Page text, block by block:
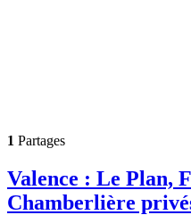
1 Partages
Valence : Le Plan,
Chamberlière